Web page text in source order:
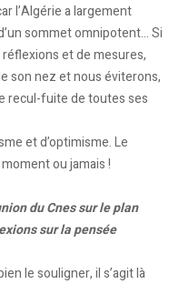
l’Algérie a largement
sommet omnipotent… Si
et de mesures,
son nez et nous éviterons,
recul-fuite de toutes ses
et d’optimisme. Le
ou jamais !
du Cnes sur le plan
sur la pensée
le souligner, il s’agit là